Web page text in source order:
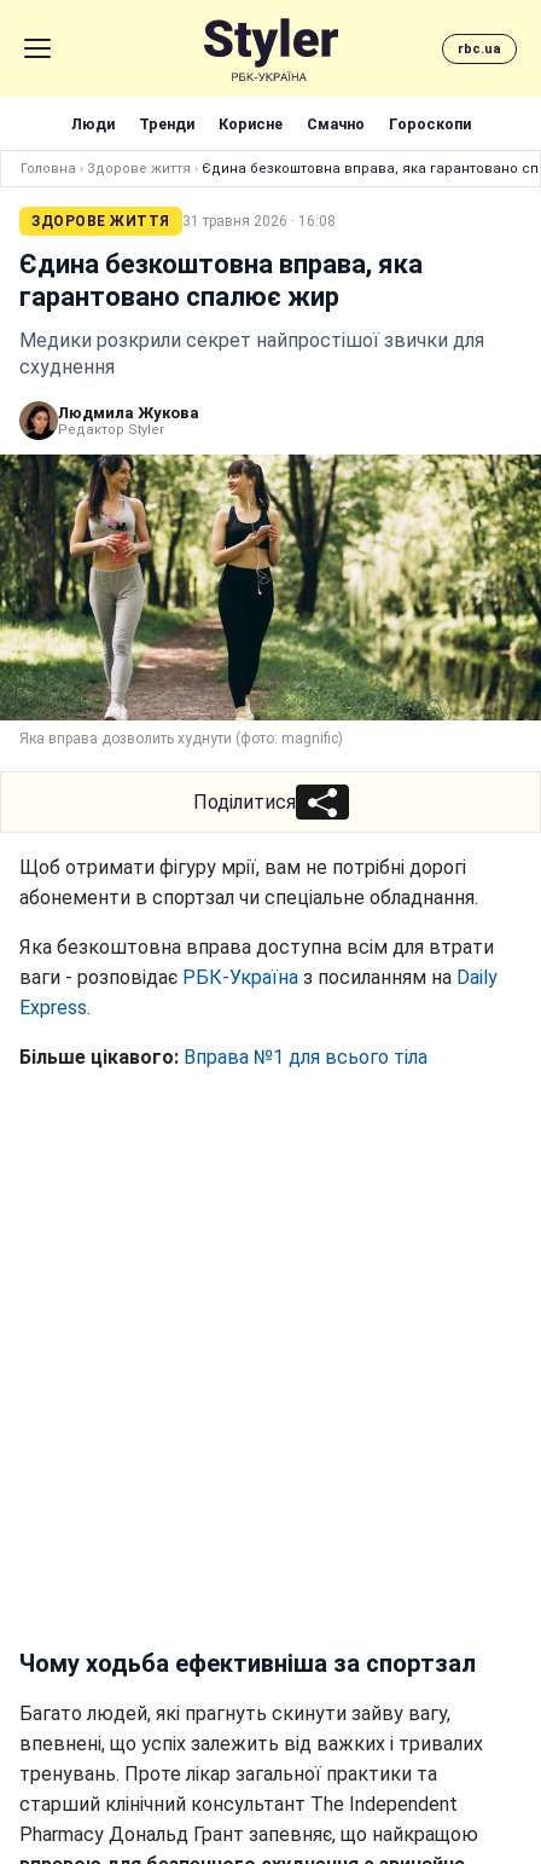
rbc.ua
Люди Тренди Корисне Смачно Гороскопи
Головна › Здорове життя › Єдина безкоштовна вправа, яка гарантовано
ЗДОРОВЕ ЖИТТЯ 31 травня 2026 · 16:08
Єдина безкоштовна вправа, яка
гарантовано спалює жир
Медики розкрили секрет найпростішої звички для
схуднення
Людмила Жукова
Редактор Styler
Яка вправа дозволить худнути (фото: magnific)
Поділитися
Щоб отримати фігуру мрії, вам не потрібні дорогі
абонементи в спортзал чи спеціальне обладнання.
Яка безкоштовна вправа доступна всім для втрати
ваги - розповідає РБК-Україна з посиланням на Daily
Express.
Більше цікавого: Вправа №1 для всього тіла
Чому ходьба ефективніша за спортзал
Багато людей, які прагнуть скинути зайву вагу,
впевнені, що успіх залежить від важких і тривалих
тренувань. Проте лікар загальної практики та
старший клінічний консультант The Independent
Pharmacy Дональд Грант запевняє, що найкращою